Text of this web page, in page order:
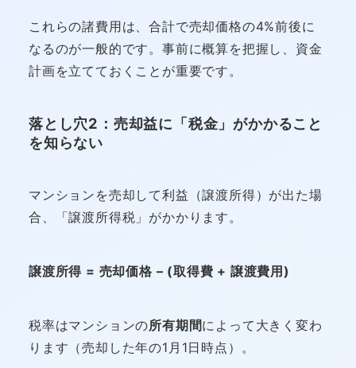
これらの諸費用は、合計で売却価格の4%前後に
なるのが一般的です。事前に概算を把握し、資金
計画を立てておくことが重要です。
落とし穴2：売却益に「税金」がかかること
を知らない
マンションを売却して利益（譲渡所得）が出た場
合、「譲渡所得税」がかかります。
譲渡所得 = 売却価格 – (取得費 + 譲渡費用)
税率はマンションの所有期間によって大きく変わ
ります（売却した年の1月1日時点）。